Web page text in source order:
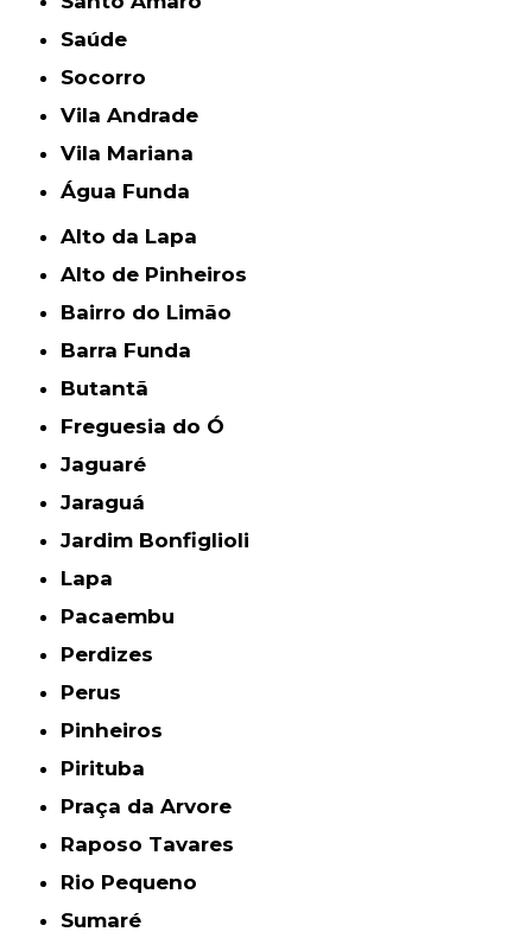
Saúde
Socorro
Vila Andrade
Vila Mariana
Água Funda
Alto da Lapa
Alto de Pinheiros
Bairro do Limão
Barra Funda
Butantã
Freguesia do Ó
Jaguaré
Jaraguá
Jardim Bonfiglioli
Lapa
Pacaembu
Perdizes
Perus
Pinheiros
Pirituba
Praça da Arvore
Raposo Tavares
Rio Pequeno
Sumaré